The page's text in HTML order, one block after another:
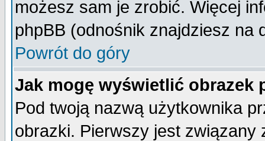
możesz sam je zrobić. Więcej
phpBB (odnośnik znajdziesz na
Powrót do góry
Jak mogę wyświetlić obrazek
Pod twoją nazwą użytkownika
obrazki. Pierwszy jest